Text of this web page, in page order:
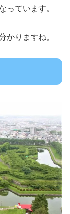
っています。
かりますね。